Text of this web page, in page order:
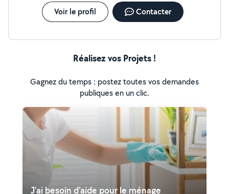
Voir le profil Contacter
Réalisez vos Projets !
Gagnez du temps : postez toutes vos demandes
publiques en un clic.
J'ai besoin d'aide pour le ménage